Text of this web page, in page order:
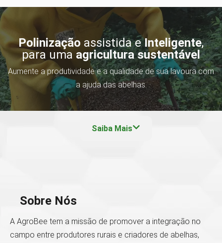
Polinização assistida eInteligente,
para uma agricultura sustentável
Aumente a produtividade e a qualidade de sua lavoura com
a ajuda das abelhas.
Saiba Mais
Sobre Nós
A AgroBee tem a missão de promover a integração no
campo entre produtores rurais e criadores de abelhas,